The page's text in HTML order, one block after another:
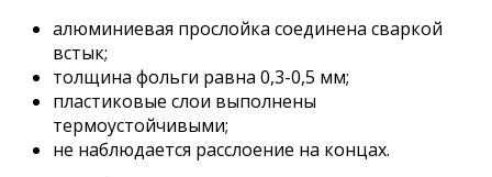
алюминиевая прослойка соединена сваркой
встык;
толщина фольги равна 0,3-0,5 мм;
пластиковые слои выполнены
термоустойчивыми;
не наблюдается расслоение на концах.